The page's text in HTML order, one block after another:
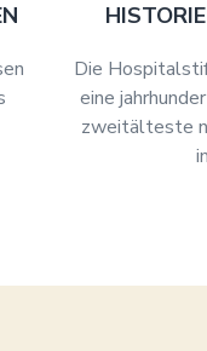
Die
eine
zweitälteste